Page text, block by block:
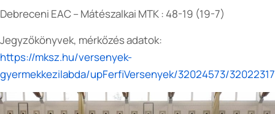
Debreceni EAC – Mátészalkai MTK : 48-19 (19-7)
Jegyzőkönyvek, mérkőzés adatok:
https://mksz.hu/versenyek-
gyermekkezilabda/upFerfiVersenyek/32024573/